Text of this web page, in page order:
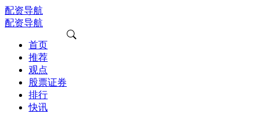
配资导航
配资导航
首页
推荐
观点
股票证券
排行
快讯